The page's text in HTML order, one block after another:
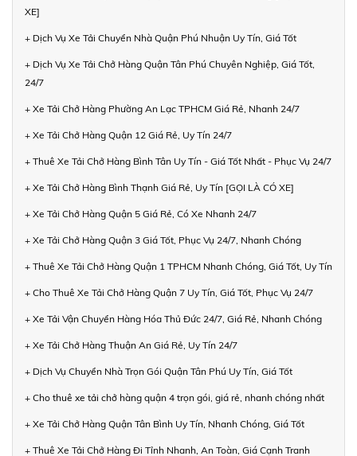
XE]
+ Dịch Vụ Xe Tải Chuyển Nhà Quận Phú Nhuận Uy Tín, Giá Tốt
+ Dịch Vụ Xe Tải Chở Hàng Quận Tân Phú Chuyên Nghiệp, Giá Tốt,
24/7
+ Xe Tải Chở Hàng Phường An Lạc TPHCM Giá Rẻ, Nhanh 24/7
+ Xe Tải Chở Hàng Quận 12 Giá Rẻ, Uy Tín 24/7
+ Thuê Xe Tải Chở Hàng Bình Tân Uy Tín - Giá Tốt Nhất - Phục Vụ 24/7
+ Xe Tải Chở Hàng Bình Thạnh Giá Rẻ, Uy Tín [GỌI LÀ CÓ XE]
+ Xe Tải Chở Hàng Quận 5 Giá Rẻ, Có Xe Nhanh 24/7
+ Xe Tải Chở Hàng Quận 3 Giá Tốt, Phục Vụ 24/7, Nhanh Chóng
+ Thuê Xe Tải Chở Hàng Quận 1 TPHCM Nhanh Chóng, Giá Tốt, Uy Tín
+ Cho Thuê Xe Tải Chở Hàng Quận 7 Uy Tín, Giá Tốt, Phục Vụ 24/7
+ Xe Tải Vận Chuyển Hàng Hóa Thủ Đức 24/7, Giá Rẻ, Nhanh Chóng
+ Xe Tải Chở Hàng Thuận An Giá Rẻ, Uy Tín 24/7
+ Dịch Vụ Chuyển Nhà Trọn Gói Quận Tân Phú Uy Tín, Giá Tốt
+ Cho thuê xe tải chở hàng quận 4 trọn gói, giá rẻ, nhanh chóng nhất
+ Xe Tải Chở Hàng Quận Tân Bình Uy Tín, Nhanh Chóng, Giá Tốt
+ Thuê Xe Tải Chở Hàng Đi Tỉnh Nhanh, An Toàn, Giá Cạnh Tranh